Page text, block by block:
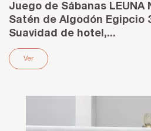
Juego de Sábanas LEUNA
Satén de Algodón Egipcio
Suavidad de hotel,...
Ver